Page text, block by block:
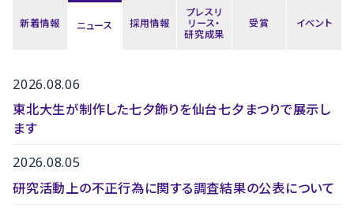
新着情報 ニュース 採用情報
プレスリ
リース・
研究成果
受賞 イベント
2026.08.06
東北大生が制作した七夕飾りを仙台七夕まつりで展示し
ます
2026.08.05
研究活動上の不正行為に関する調査結果の公表について